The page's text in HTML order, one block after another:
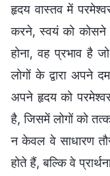
हृदय वास्तव में
करने, स्वयं को कोसने
होना, वह प्रभाव है
लोगों के द्वारा अपने
अपने हृदय को
है, जिसमें लोगों को
न केवल वे साधारण
होते हैं, बल्कि वे